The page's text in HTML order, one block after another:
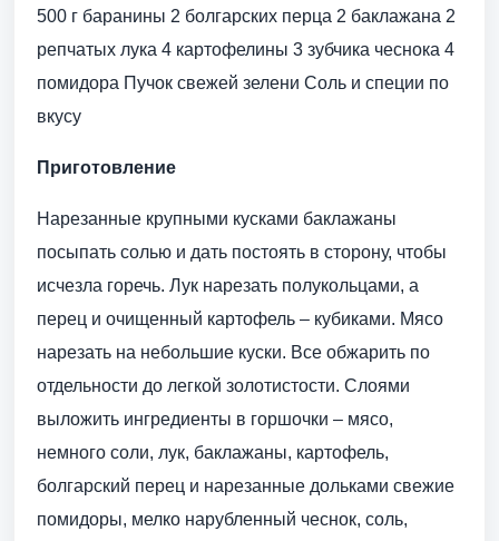
500 г баранины 2 болгарских перца 2 баклажана 2
репчатых лука 4 картофелины 3 зубчика чеснока 4
помидора Пучок свежей зелени Соль и специи по
вкусу
Приготовление
Нарезанные крупными кусками баклажаны
посыпать солью и дать постоять в сторону, чтобы
исчезла горечь. Лук нарезать полукольцами, а
перец и очищенный картофель – кубиками. Мясо
нарезать на небольшие куски. Все обжарить по
отдельности до легкой золотистости. Слоями
выложить ингредиенты в горшочки – мясо,
немного соли, лук, баклажаны, картофель,
болгарский перец и нарезанные дольками свежие
помидоры, мелко нарубленный чеснок, соль,